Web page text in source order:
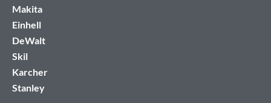
Makita
Einhell
DeWalt
Skil
Karcher
Stanley